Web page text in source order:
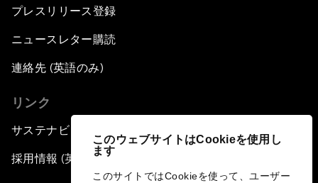
このウェブサイトはCookieを使用し
ます
このサイトではCookieを使って、ユーザー
プレスリリース登録
ニュースレター購読
連絡先 (英語のみ)
リンク
サステナビリティへの取り組み
採用情報 (英語のみ)